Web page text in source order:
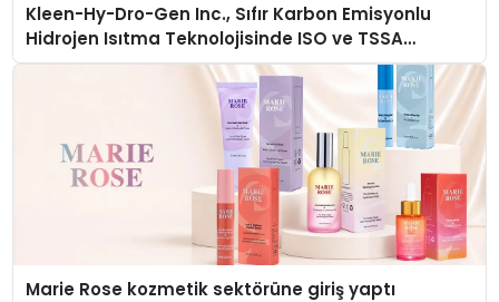
Kleen-Hy-Dro-Gen Inc., Sıfır Karbon Emisyonlu
Hidrojen Isıtma Teknolojisinde ISO ve TSSA
Düzenleyici Onaylarını Aldı
Marie Rose kozmetik sektörüne giriş yaptı